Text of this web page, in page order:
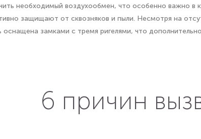
необходимый воздухообмен, что особенно важно в
защищают от сквозняков и пыли. Несмотря на
замками с тремя ригелями, что
6 причин